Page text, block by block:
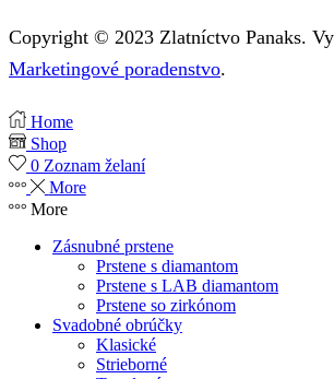
Copyright © 2023 Zlatníctvo Panaks.
Marketingové poradenstvo.
Home
Shop
0 Zoznam želaní
More
More
Zásnubné prstene
Prstene s diamantom
Prstene s LAB diamantom
Prstene so zirkónom
Svadobné obrúčky
Klasické
Strieborné